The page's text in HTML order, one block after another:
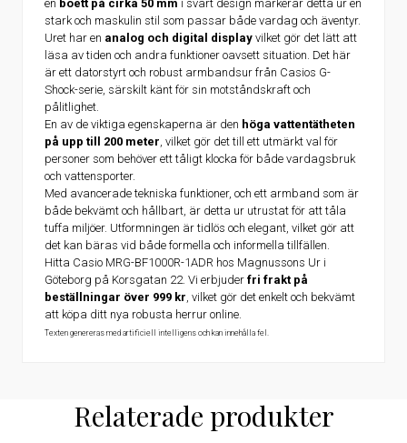
en boett på cirka 50 mm i svart design markerar detta ur en
stark och maskulin stil som passar både vardag och äventyr.
Uret har en analog och digital display vilket gör det lätt att
läsa av tiden och andra funktioner oavsett situation. Det här
är ett datorstyrt och robust armbandsur från Casios G-
Shock-serie, särskilt känt för sin motståndskraft och
pålitlighet.
En av de viktiga egenskaperna är den höga vattentätheten
på upp till 200 meter, vilket gör det till ett utmärkt val för
personer som behöver ett tåligt klocka för både vardagsbruk
och vattensporter.
Med avancerade tekniska funktioner, och ett armband som är
både bekvämt och hållbart, är detta ur utrustat för att tåla
tuffa miljöer. Utformningen är tidlös och elegant, vilket gör att
det kan bäras vid både formella och informella tillfällen.
Hitta Casio MRG-BF1000R-1ADR hos Magnussons Ur i
Göteborg på Korsgatan 22. Vi erbjuder fri frakt på
beställningar över 999 kr, vilket gör det enkelt och bekvämt
att köpa ditt nya robusta herrur online.
Texten genereras med artificiell intelligens och kan innehålla fel.
Relaterade produkter